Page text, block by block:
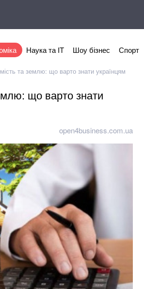
Наука та IT Шоу бізнес Спорт
та землю: що варто знати українцям
що варто знати
open4business.com.ua